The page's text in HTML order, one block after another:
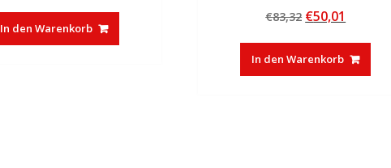
war:
€83,32
ist:
€50,01.
In den Warenkorb
5.00
von 5
€83,32 Ursprünglicher
war:
€83,32
€50,01
ist:
€50,01.
In den Warenkorb